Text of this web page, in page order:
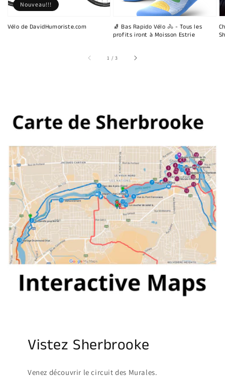
Vélo de DavidHumoriste.com
Nouveau!!!
🧦 Bas Rapido Vélo 🚴 - Tous les
profits iront à Moisson Estrie
1 /sur
3
Vistez Sherbrooke
Venez découvrir le circuit des Murales.